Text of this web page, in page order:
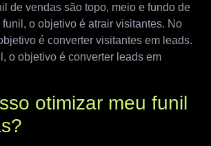
de vendas são topo, meio e fundo de
o objetivo é atrair visitantes. No
é converter visitantes em leads.
o objetivo é converter leads em
otimizar meu funil